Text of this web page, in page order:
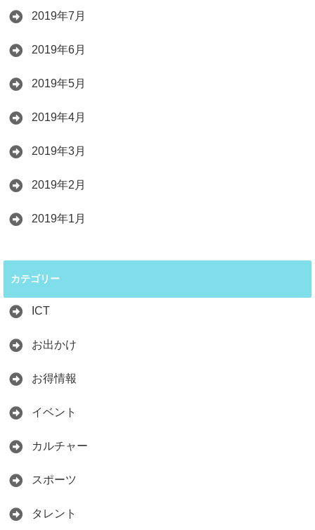
2019年7月
2019年6月
2019年5月
2019年4月
2019年3月
2019年2月
2019年1月
カテゴリー
ICT
お出かけ
お得情報
イベント
カルチャー
スポーツ
タレント